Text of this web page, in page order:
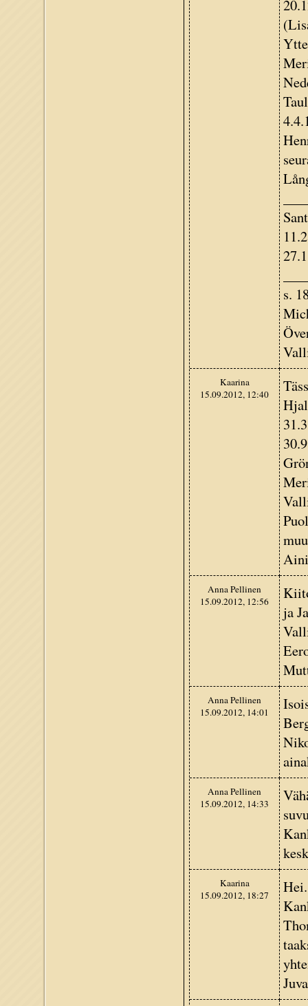
s.
Kaarina
15.09.2012, 12:40
Anna Pellinen
15.09.2012, 12:56
ja
Anna Pellinen
15.09.2012, 14:01
Anna Pellinen
15.09.2012, 14:33
Kaarina
15.09.2012, 18:27